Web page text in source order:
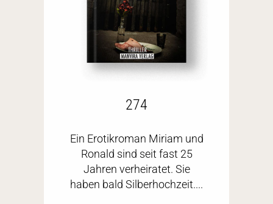
274
Ein Erotikroman Miriam und
Ronald sind seit fast 25
Jahren verheiratet. Sie
haben bald Silberhochzeit....